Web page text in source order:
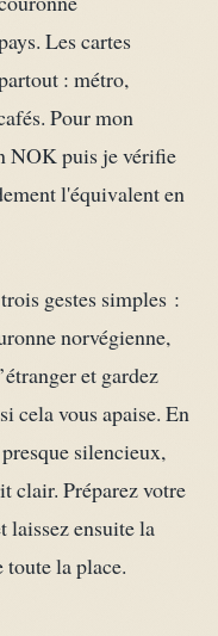
Les cartes
: métro,
Pour mon
NOK puis je vérifie
l'équivalent en
gestes simples :
norvégienne,
et gardez
cela vous apaise. En
silencieux,
clair. Préparez votre
laissez ensuite la
la place.